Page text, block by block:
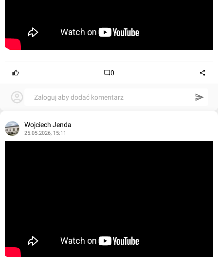
0
Zaloguj aby dodać komentarz
Wojciech Jenda
25.05.2026, 15:11